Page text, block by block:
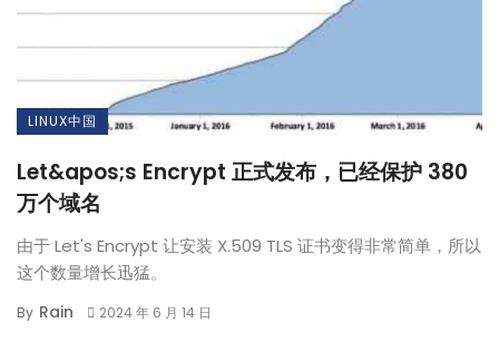
LINUX中国
Let&apos;s Encrypt 正式发布，已经保护 380
万个域名
由于 Let's Encrypt 让安装 X.509 TLS 证书变得非常简单，所以
这个数量增长迅猛。
By Rain 2024 年 6 月 14 日